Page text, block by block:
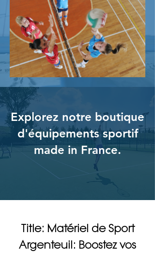
Explorez notre boutique
d'équipements sportif
made in France.
Title: Matériel de Sport
Argenteuil: Boostez vos